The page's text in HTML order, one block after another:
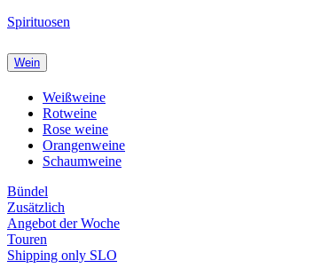
Spirituosen
Wein
Weißweine
Rotweine
Rose weine
Orangenweine
Schaumweine
Bündel
Zusätzlich
Angebot der Woche
Touren
Shipping only SLO